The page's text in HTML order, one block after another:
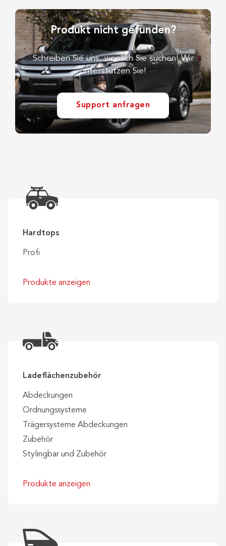
Produkt nicht gefunden?
Schreiben Sie uns, wonach Sie suchen! Wir
unterstützen Sie!
Support anfragen
Hardtops
Profi
Produkte anzeigen
Ladeflächenzubehör
Abdeckungen
Ordnungssysteme
Trägersysteme Abdeckungen
Zubehör
Stylingbar und Zubehör
Produkte anzeigen